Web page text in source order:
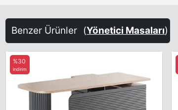
Benzer Ürünler (Yönetici Masaları)
%30
indirim